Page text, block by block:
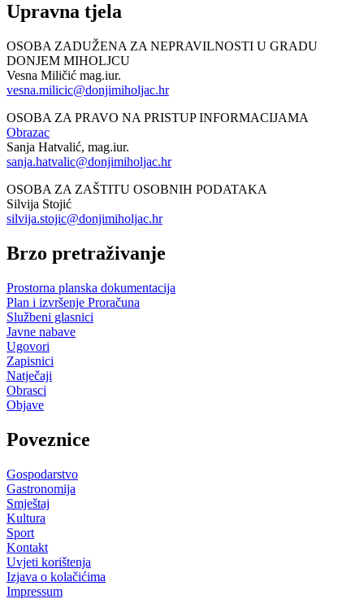
Upravna tjela
OSOBA ZADUŽENA ZA NEPRAVILNOSTI U GRADU
DONJEM MIHOLJCU
Vesna Miličić mag.iur.
vesna.milicic@donjimiholjac.hr
OSOBA ZA PRAVO NA PRISTUP INFORMACIJAMA
Obrazac
Sanja Hatvalić, mag.iur.
sanja.hatvalic@donjimiholjac.hr
OSOBA ZA ZAŠTITU OSOBNIH PODATAKA
Silvija Stojić
silvija.stojic@donjimiholjac.hr
Brzo pretraživanje
Prostorna planska dokumentacija
Plan i izvršenje Proračuna
Službeni glasnici
Javne nabave
Ugovori
Zapisnici
Natječaji
Obrasci
Objave
Poveznice
Gospodarstvo
Gastronomija
Smještaj
Kultura
Sport
Kontakt
Uvjeti korištenja
Izjava o kolačićima
Impressum